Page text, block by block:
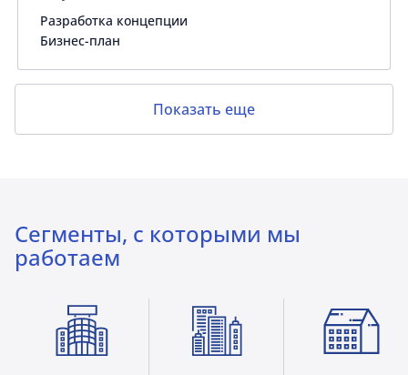
Разработка концепции
Бизнес-план
Показать еще
Сегменты, с которыми мы
работаем